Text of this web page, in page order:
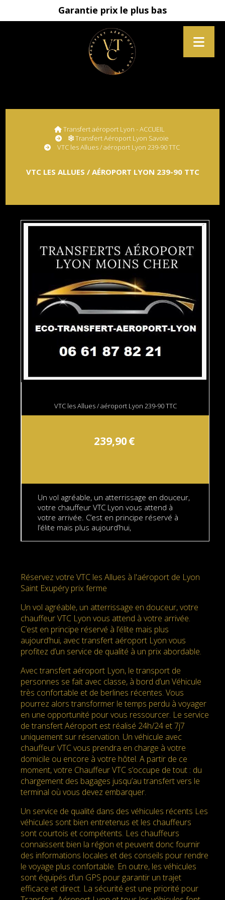
Garantie prix le plus bas
Transfert aéroport Lyon - ACCUEIL
Transfert Aéroport Lyon Savoie
VTC les Allues / aéroport Lyon 239-90 TTC
VTC LES ALLUES / AÉROPORT LYON 239-90 TTC
VTC les Allues / aéroport Lyon 239-90 TTC
239,90€
Un vol agréable, un atterrissage en douceur,
votre chauffeur VTC Lyon vous attend à
votre arrivée. C’est en principe réservé à
l’élite mais plus aujourd’hui,
Réservez votre VTC les Allues à l'aéroport de Lyon
Saint Exupéry prix ferme
Un vol agréable, un atterrissage en douceur, votre
chauffeur VTC Lyon vous attend à votre arrivée.
C’est en principe réservé à l’élite mais plus
aujourd’hui, avec transfert aéroport Lyon vous
profitez d’un service de qualité à un prix abordable.
Avec transfert aéroport Lyon, le transport de
personnes se fait avec classe, à bord d’un Véhicule
très confortable et de berlines récentes. Vous
pourrez alors transformer le temps perdu à voyager
en une opportunité pour vous ressourcer. Le service
de transfert Aéroport est réalisé 24h/24 et 7j7
uniquement sur réservation. Un véhicule avec
chauffeur VTC vous prendra en charge à votre
domicile ou encore à votre hôtel. A partir de ce
moment, votre Chauffeur VTC s’occupe de tout : du
chargement des bagages jusqu’au transfert vers le
terminal où vous devez embarquer.
Un service de qualité dans des véhicules récents Les
véhicules sont bien entretenus et les chauffeurs
sont courtois et compétents. Les chauffeurs
connaissent bien la région et peuvent donc fournir
des informations locales et des conseils pour rendre
le voyage plus confortable. En outre, les véhicules
sont équipés d’un GPS pour garantir un trajet
efficace et direct. La sécurité est une priorité pour